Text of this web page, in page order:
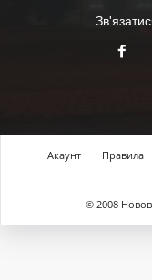
Акаунт Правила
© 2008